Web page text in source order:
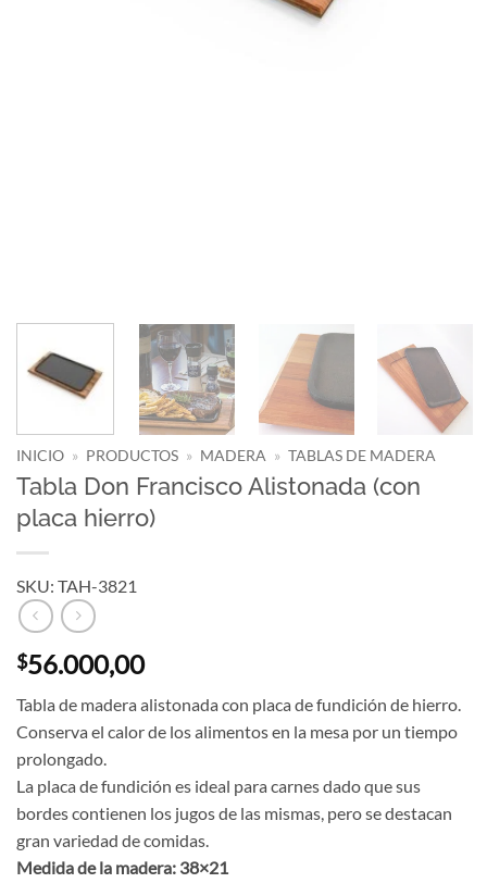
INICIO » PRODUCTOS » MADERA » TABLAS DE MADERA
Tabla Don Francisco Alistonada (con
placa hierro)
SKU: TAH-3821
$56.000,00
Tabla de madera alistonada con placa de fundición de hierro.
Conserva el calor de los alimentos en la mesa por un tiempo
prolongado.
La placa de fundición es ideal para carnes dado que sus
bordes contienen los jugos de las mismas, pero se destacan
gran variedad de comidas.
Medida de la madera: 38×21